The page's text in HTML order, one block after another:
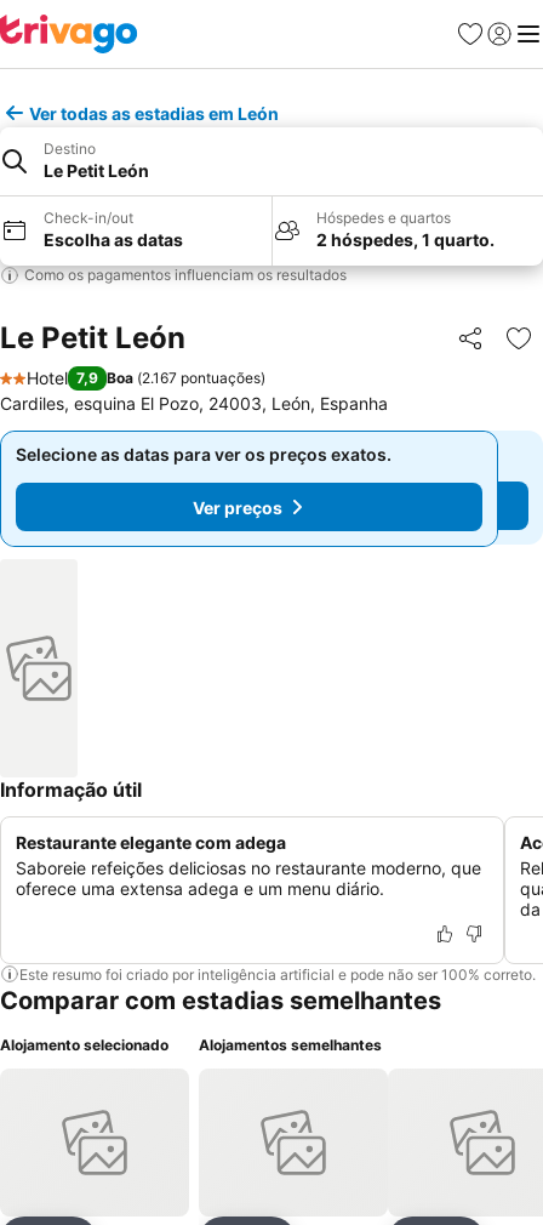
Favoritos
Iniciar
Ver todas as estadias em León
Destino
Le Petit León
Check-in/out
Escolha as datas
Hóspedes e quartos
2 hóspedes, 1 quarto.
Como os pagamentos influenciam os resultados
Le Petit León Partilhar
2 Estrelas
Hotel 7,9 Boa (2.167 pontuações)
Cardiles, esquina El Pozo, 24003, León, Espanha
Selecione as datas para ver os preços exatos.
Ver preços
Selecione as datas para ver os preços exatos.
Ver preços
Informação útil
Restaurante elegante com adega
Saboreie refeições deliciosas no restaurante moderno, que
oferece uma extensa adega e um menu diário.
Este resumo foi criado por inteligência artificial e pode não ser 100% correto.
Comparar com estadias semelhantes
Alojamento selecionado Alojamentos semelhantes